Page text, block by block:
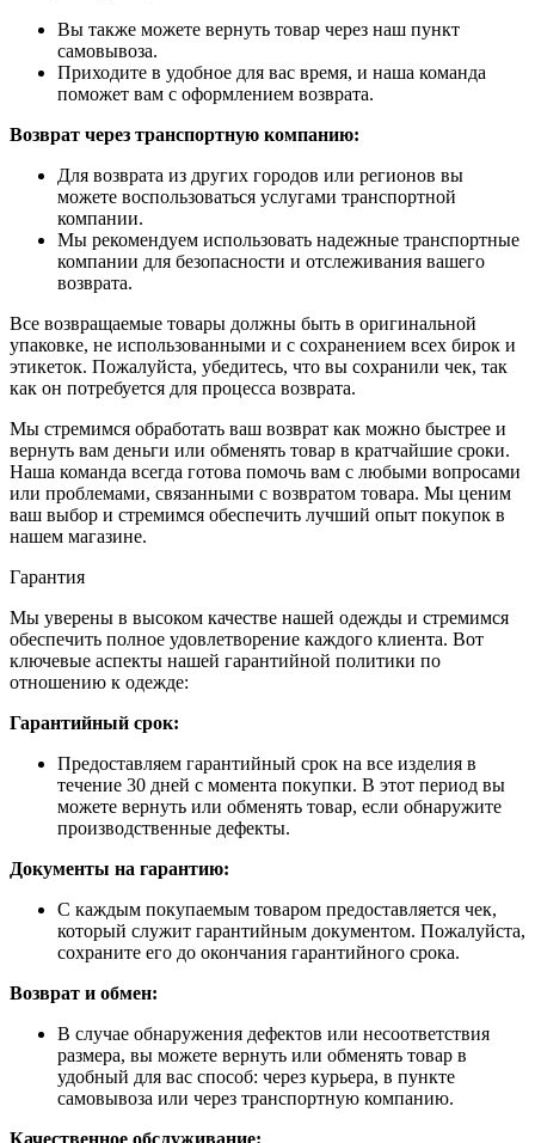
Вы также можете вернуть товар через наш пункт
самовывоза.
Приходите в удобное для вас время, и наша команда
поможет вам с оформлением возврата.
Возврат через транспортную компанию:
Для возврата из других городов или регионов вы
можете воспользоваться услугами транспортной
компании.
Мы рекомендуем использовать надежные транспортные
компании для безопасности и отслеживания вашего
возврата.
Все возвращаемые товары должны быть в оригинальной
упаковке, не использованными и с сохранением всех бирок и
этикеток. Пожалуйста, убедитесь, что вы сохранили чек, так
как он потребуется для процесса возврата.
Мы стремимся обработать ваш возврат как можно быстрее и
вернуть вам деньги или обменять товар в кратчайшие сроки.
Наша команда всегда готова помочь вам с любыми вопросами
или проблемами, связанными с возвратом товара. Мы ценим
ваш выбор и стремимся обеспечить лучший опыт покупок в
нашем магазине.
Гарантия
Мы уверены в высоком качестве нашей одежды и стремимся
обеспечить полное удовлетворение каждого клиента. Вот
ключевые аспекты нашей гарантийной политики по
отношению к одежде:
Гарантийный срок:
Предоставляем гарантийный срок на все изделия в
течение 30 дней с момента покупки. В этот период вы
можете вернуть или обменять товар, если обнаружите
производственные дефекты.
Документы на гарантию:
С каждым покупаемым товаром предоставляется чек,
который служит гарантийным документом. Пожалуйста,
сохраните его до окончания гарантийного срока.
Возврат и обмен:
В случае обнаружения дефектов или несоответствия
размера, вы можете вернуть или обменять товар в
удобный для вас способ: через курьера, в пункте
самовывоза или через транспортную компанию.
Качественное обслуживание: